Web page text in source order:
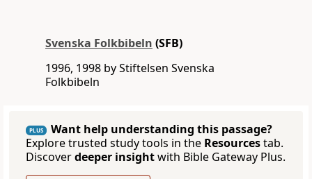
Svenska Folkbibeln (SFB)
1996, 1998 by Stiftelsen Svenska
Folkbibeln
PLUS
Want help understanding this passage?
Explore trusted study tools in the Resourcestab.
Discoverdeeper insightwith Bible Gateway Plus.